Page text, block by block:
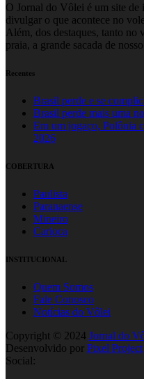
O Jornal do Vôlei é um site de
divulgar o que acontece no
Além, dos destaques, tanto no
praia, a grande sacada de
Recentes
Brasil perde e se
Brasil perde mais uma
Em um jogaço, Polônia
2026
COBERTURA
Paulista
Paranaense
Mineiro
Carioca
INSTITUCIONAL
Quem Somos
Fale Conosco
Notícias do Vôlei
Copyright © 2024 Jornal do
Desenvolvido por Pixel Project
Social: